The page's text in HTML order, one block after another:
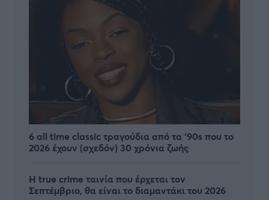
6 all time classic τραγούδια από τα ‘90s που το
2026 έχουν (σχεδόν) 30 χρόνια ζωής
Η true crime ταινία που έρχεται τον
Σεπτέμβριο, θα είναι το διαμαντάκι του 2026